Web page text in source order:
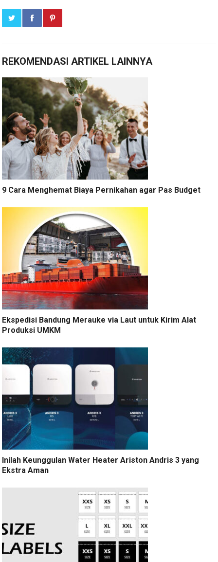
REKOMENDASI ARTIKEL LAINNYA
9 Cara Menghemat Biaya Pernikahan agar Pas Budget
Ekspedisi Bandung Merauke via Laut untuk Kirim Alat
Produksi UMKM
Inilah Keunggulan Water Heater Ariston Andris 3 yang
Ekstra Aman